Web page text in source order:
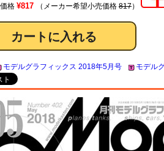
格 ¥817 （メーカー希望小売価格 817）
モデルグラフィックス 2018年5月号 モデル
ジへ
ジへ
ージへ
ページへ
ージへ
ジへ
へ